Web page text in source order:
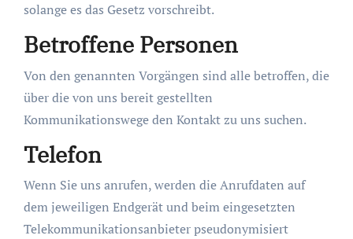
solange es das Gesetz vorschreibt.
Betroffene Personen
Von den genannten Vorgängen sind alle betroffen, die
über die von uns bereit gestellten
Kommunikationswege den Kontakt zu uns suchen.
Telefon
Wenn Sie uns anrufen, werden die Anrufdaten auf
dem jeweiligen Endgerät und beim eingesetzten
Telekommunikationsanbieter pseudonymisiert